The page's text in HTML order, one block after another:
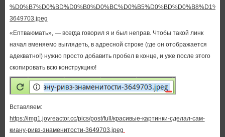
3649703.jpeg
«Ептваюмать», — всегда говорил я и был неправ. Чтобы такой линк
начал вменяемо выглядеть, в адресной строке (где он отображается
адекватно!) нужно просто добавить пробел в конце, и уже после этого
скопировать всю конструкцию!
Вставляем:
https://img1.joyreactor.cc/pics/post/full/красивые-картинки-сделал-сам-
киану-ривз-знаменитости-3649703.jpeg